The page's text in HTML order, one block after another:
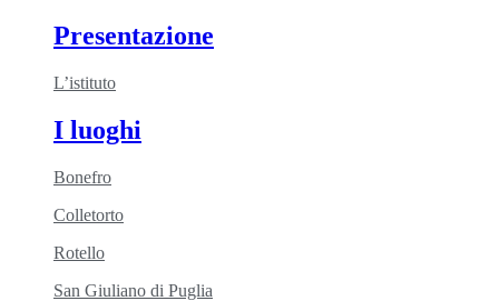
Presentazione
L’istituto
I luoghi
Bonefro
Colletorto
Rotello
San Giuliano di Puglia